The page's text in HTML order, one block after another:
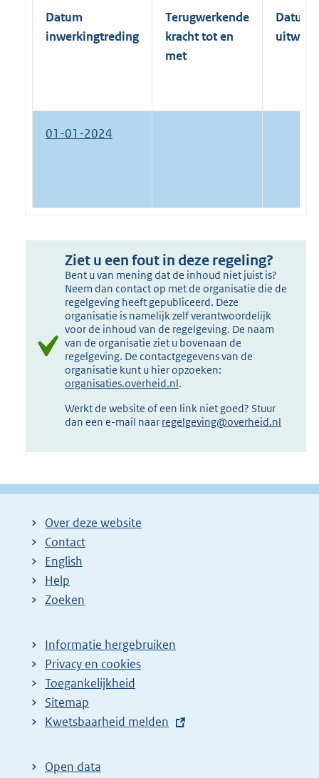
Datum
inwerkingtreding
Terugwerkende
kracht tot en
met
Datum
01-01-2024
Ziet u een fout in deze regeling?
Bent u van mening dat de inhoud niet juist is?
Neem dan contact op met de organisatie die de
regelgeving heeft gepubliceerd. Deze
organisatie is namelijk zelf verantwoordelijk
voor de inhoud van de regelgeving. De naam
van de organisatie ziet u bovenaan de
regelgeving. De contactgegevens van de
organisatie kunt u hier opzoeken:
organisaties.overheid.nl.
Werkt de website of een link niet goed? Stuur
dan een e-mail naar regelgeving@overheid.nl
Over deze website
Contact
English
Help
Zoeken
Informatie hergebruiken
Privacy en cookies
Toegankelijkheid
Sitemap
E
t
Kwetsbaarheid melden
Open data